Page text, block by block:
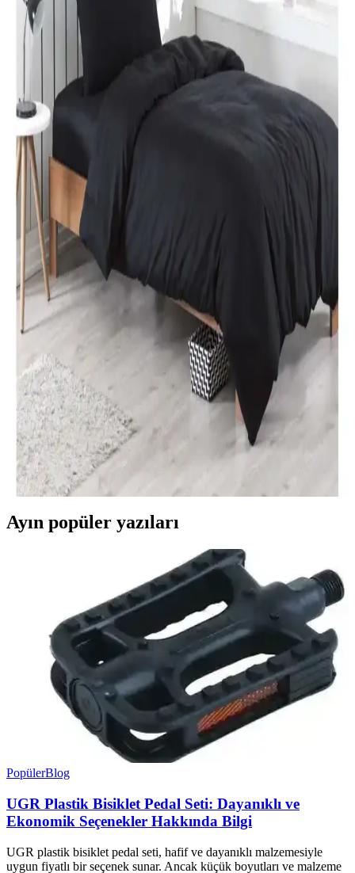
Bu karşılaştırmada Özdilek Colormix ve Valoroso nevresim
takımlarının kumaş özellikleri, tasarım ve kullanıcı yorumları detaylı
inceleniyor.
Taç Lisanslı Kuromi Temalı Tek Kişilik Pamuklu
Nevresim Takımı Detayları
%100 pamuklu Kuromi nevresim takımı, genç ve dinamik
tasarımıyla rahatlık ve şıklığı bir arada sunar. Yüksek kalite malzeme
ve pratik kullanım özellikleriyle ideal yatak odası seçeneği.
Karaca Home Nevresim Takımları Karşılaştırması:
Malzeme, Tasarım ve Kullanıcı Yorumları
İki farklı Karaca Home nevresim takımı detaylı karşılaştırmasıyla
malzeme, tasarım ve kullanıcı yorumlarını keşfedin. Konfor ve
estetik açısından önemli bilgiler içerir.
Özdilek Tek Kişilik Nevresim Takımları: Konfor ve
Şıklık Sunan Seçenekler
Özdilek'in çeşitli tasarımlarıyla, konfor ve şıklığı bir arada sunan tek
kişilik nevresim takımları, kaliteli kumaşlar ve uygun fiyat
seçenekleriyle odanızı yenilemenize yardımcı olur.
Modern Yatak Odası Dekorasyonunda Siyah Tek
Kişilik Nevresim Takımı Seçenekleri ve İpuçları
Modern yatak odalarında siyah tek kişilik nevresim takımları, şıklık
ve fonksiyonelliği bir arada sunar. Kaliteli malzeme ve doğru bakım
ile uzun ömür sağlar, dekorasyona şıklık katar.
Ayın popüler yazıları
PopülerBlog
UGR Plastik Bisiklet Pedal Seti: Dayanıklı ve
Ekonomik Seçenekler Hakkında Bilgi
UGR plastik bisiklet pedal seti, hafif ve dayanıklı malzemesiyle
uygun fiyatlı bir seçenek sunar. Ancak küçük boyutları ve malzeme